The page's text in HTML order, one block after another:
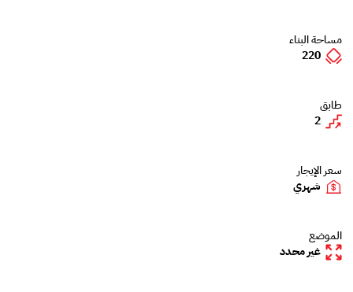
مساحة البناء
220
طابق
2
سعر الإيجار
شهري
الموضع
غير محدد